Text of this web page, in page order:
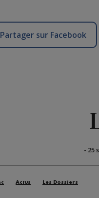
Partager sur Facebook
- 25
Actus Les Dossiers